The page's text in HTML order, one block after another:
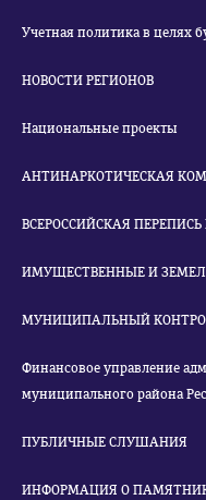
Учетная политика в целях
НОВОСТИ РЕГИОНОВ
Национальные проекты
АНТИНАРКОТИЧЕСКАЯ
ВСЕРОССИЙСКАЯ
ИМУЩЕСТВЕННЫЕ И
МУНИЦИПАЛЬНЫЙ
Финансовое управление
муниципального района
ПУБЛИЧНЫЕ СЛУШАНИЯ
ИНФОРМАЦИЯ О